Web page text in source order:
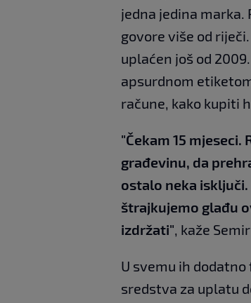
jedna jedina marka.
govore više od
uplaćen još od
apsurdnom
račune, kako kupiti
"Čekam 15
građevinu, da
ostalo neka isključi.
štrajkujemo glađu
izdržati" , kaže
U svemu ih
sredstva za uplatu